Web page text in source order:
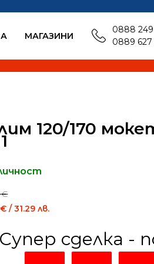
MАГАЗИНИ
0888 249
0889 627
120/170
€
€
€ / 31.29 лв.
16.00 €
Супер сделка -